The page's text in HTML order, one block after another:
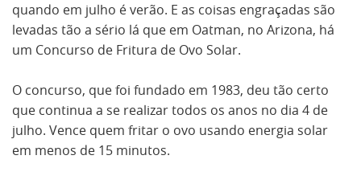
quando em julho é verão. E as coisas engraçadas são
levadas tão a sério lá que em Oatman, no Arizona, há
um Concurso de Fritura de Ovo Solar.
O concurso, que foi fundado em 1983, deu tão certo
que continua a se realizar todos os anos no dia 4 de
julho. Vence quem fritar o ovo usando energia solar
em menos de 15 minutos.